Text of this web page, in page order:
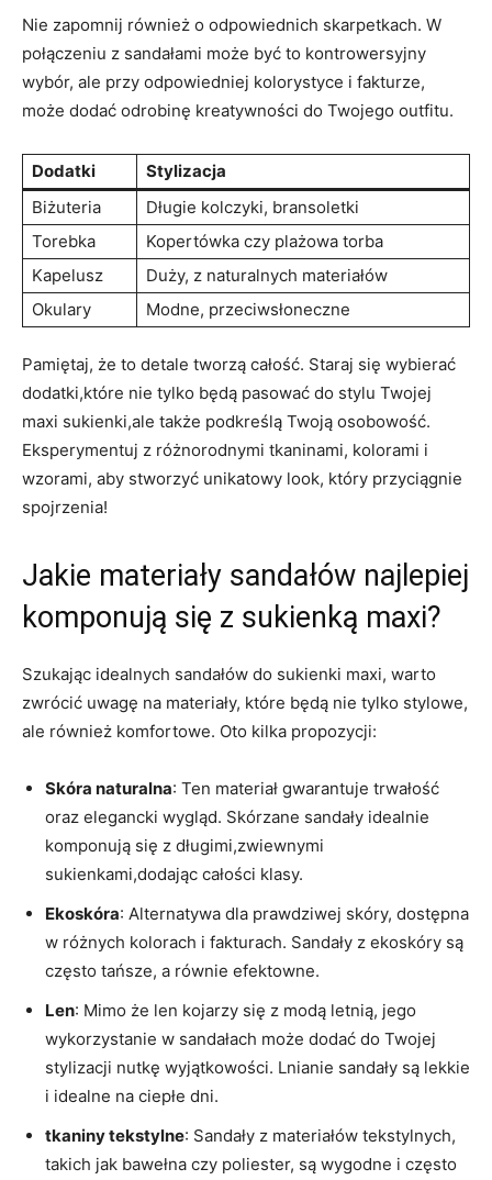
Nie zapomnij również o odpowiednich skarpetkach. W
połączeniu z sandałami może być to kontrowersyjny
wybór, ale przy odpowiedniej kolorystyce i fakturze,
może dodać odrobinę kreatywności do Twojego outfitu.
Dodatki
Stylizacja
Biżuteria
Długie kolczyki, bransoletki
Torebka
Kopertówka czy plażowa torba
Kapelusz
Duży, z naturalnych materiałów
Okulary
Modne, przeciwsłoneczne
Pamiętaj, że to detale tworzą całość. Staraj się wybierać
dodatki,które nie tylko będą pasować do stylu Twojej
maxi sukienki,ale także podkreślą Twoją osobowość.
Eksperymentuj z różnorodnymi tkaninami, kolorami i
wzorami, aby stworzyć unikatowy look, który przyciągnie
spojrzenia!
Jakie materiały sandałów najlepiej
komponują się z sukienką maxi?
Szukając idealnych sandałów do sukienki maxi, warto
zwrócić uwagę na materiały, które będą nie tylko stylowe,
ale również komfortowe. Oto kilka propozycji:
Skóra naturalna: Ten materiał gwarantuje trwałość
oraz elegancki wygląd. Skórzane sandały idealnie
komponują się z długimi,zwiewnymi
sukienkami,dodając całości klasy.
Ekoskóra: Alternatywa dla prawdziwej skóry, dostępna
w różnych kolorach i fakturach. Sandały z ekoskóry są
często tańsze, a równie efektowne.
Len: Mimo że len kojarzy się z modą letnią, jego
wykorzystanie w sandałach może dodać do Twojej
stylizacji nutkę wyjątkowości. Lnianie sandały są lekkie
i idealne na ciepłe dni.
tkaniny tekstylne: Sandały z materiałów tekstylnych,
takich jak bawełna czy poliester, są wygodne i często